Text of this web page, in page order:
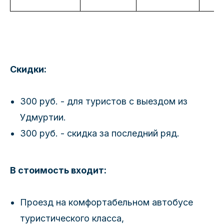
Скидки:
300 руб. - для туристов с выездом из
Удмуртии.
300 руб. - скидка за последний ряд.
В стоимость входит:
Проезд на комфортабельном автобусе
туристического класса,